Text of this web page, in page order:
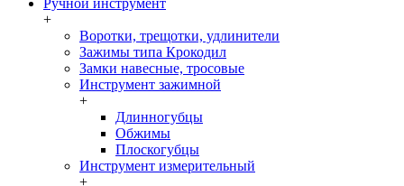
Ручной инструмент
+
Воротки, трещотки, удлинители
Зажимы типа Крокодил
Замки навесные, тросовые
Инструмент зажимной
+
Длинногубцы
Обжимы
Плоскогубцы
Инструмент измерительный
+